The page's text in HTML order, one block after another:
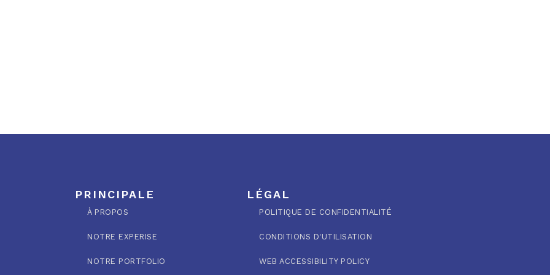
PRINCIPALE
À PROPOS
NOTRE EXPERISE
NOTRE PORTFOLIO
LÉGAL
POLITIQUE DE CONFIDENTIALITÉ
CONDITIONS D'UTILISATION
WEB ACCESSIBILITY POLICY